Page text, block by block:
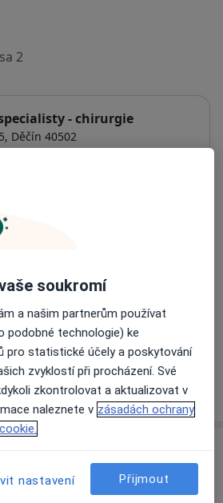
2
- chirurgie
Děčín 40502
kalendář není aktivní
udělat?
přijímá pacienty na pojišťovnu
Více
o adrese
svůj názor
soukromí
a našim partnerům používat
podobné technologie) ke
pro statistické účely a poskytování
zvyklostí při procházení. Své
zkontrolovat a aktualizovat v
naleznete v zásadách ochrany
nastavení Přijmout